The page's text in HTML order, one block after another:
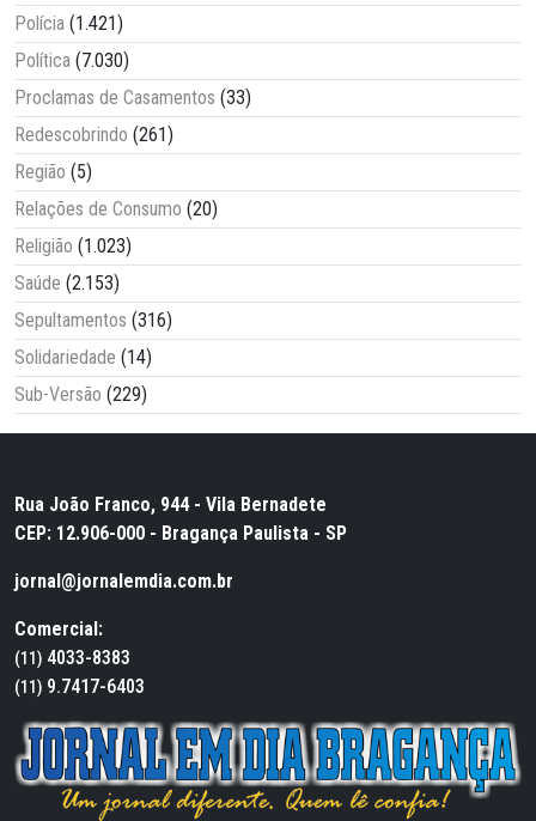
Polícia (1.421)
Política (7.030)
Proclamas de Casamentos (33)
Redescobrindo (261)
Região (5)
Relações de Consumo (20)
Religião (1.023)
Saúde (2.153)
Sepultamentos (316)
Solidariedade (14)
Sub-Versão (229)
Rua João Franco, 944 - Vila Bernadete
CEP: 12.906-000 - Bragança Paulista - SP
jornal@jornalemdia.com.br
Comercial:
(11) 4033-8383
(11) 9.7417-6403